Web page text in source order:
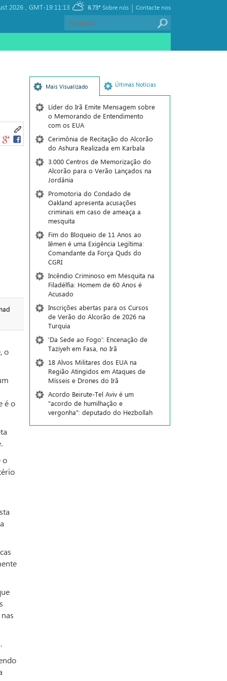
2026 , GMT-19:11:13 6.73° Contacte nos
|
Sobre nós
o
é o
o
Mais Visualizado Últimas Notícias
Líder do Irã Emite Mensagem sobre
o Memorando de Entendimento
com os EUA
Cerimônia de Recitação do Alcorão
do Ashura Realizada em Karbala
3.000 Centros de Memorização do
Alcorão para o Verão Lançados na
Jordânia
Promotoria do Condado de
Oakland apresenta acusações
criminais em caso de ameaça a
mesquita
Fim do Bloqueio de 11 Anos ao
Iêmen é uma Exigência Legítima:
Comandante da Força Quds do
CGRI
Incêndio Criminoso em Mesquita na
Filadélfia: Homem de 60 Anos é
Acusado
Inscrições abertas para os Cursos
de Verão do Alcorão de 2026 na
Turquia
'Da Sede ao Fogo': Encenação de
Taziyeh em Fasa, no Irã
18 Alvos Militares dos EUA na
Região Atingidos em Ataques de
Mísseis e Drones do Irã
Acordo Beirute-Tel Aviv é um
"acordo de humilhação e
vergonha": deputado do Hezbollah